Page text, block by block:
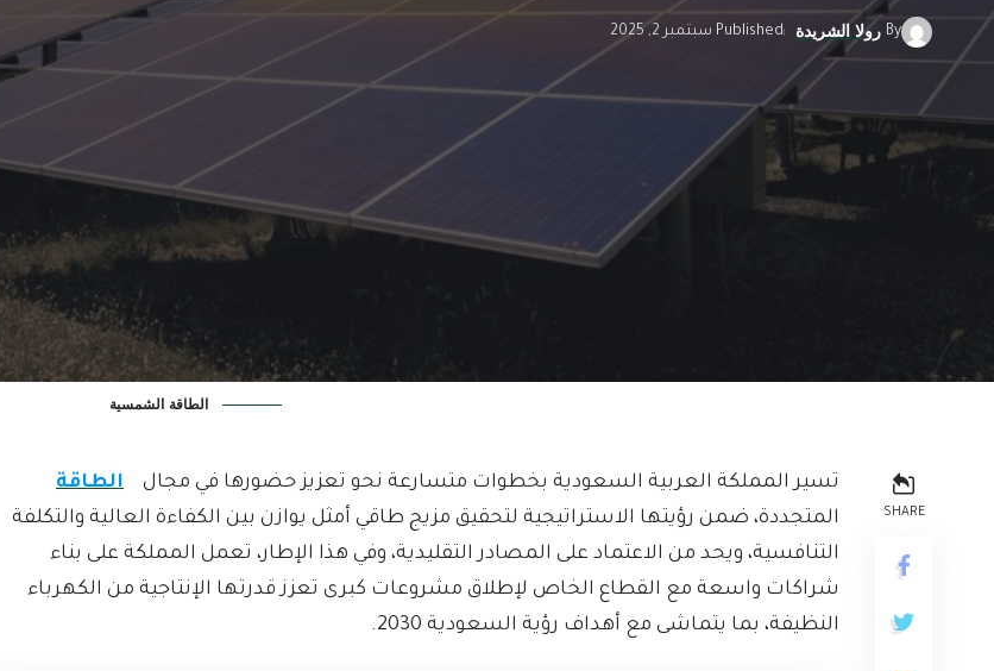
By رولا الشريدة Published سبتمبر 2, 2025
الطاقة الشمسية
SHARE
تسير المملكة العربية السعودية بخطوات متسارعة نحو تعزيز حضورها في مجال
الطاقة
المتجددة، ضمن رؤيتها الاستراتيجية لتحقيق مزيج طاقي أمثل يوازن بين الكفاءة العالية والتكلفة
التنافسية، ويحد من الاعتماد على المصادر التقليدية، وفي هذا الإطار، تعمل المملكة على بناء
شراكات واسعة مع القطاع الخاص لإطلاق مشروعات كبرى تعزز قدرتها الإنتاجية من الكهرباء
النظيفة، بما يتماشى مع أهداف رؤية السعودية 2030.